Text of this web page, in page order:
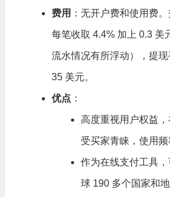
费用 ：无开户费和使用费
每笔收取 4.4% 加上 0.3 美
流水情况有所浮动），提
35 美元。
优点 ：
高度重视用户权益
受买家青睐，使用频
作为在线支付工具
球 190 多个国家和